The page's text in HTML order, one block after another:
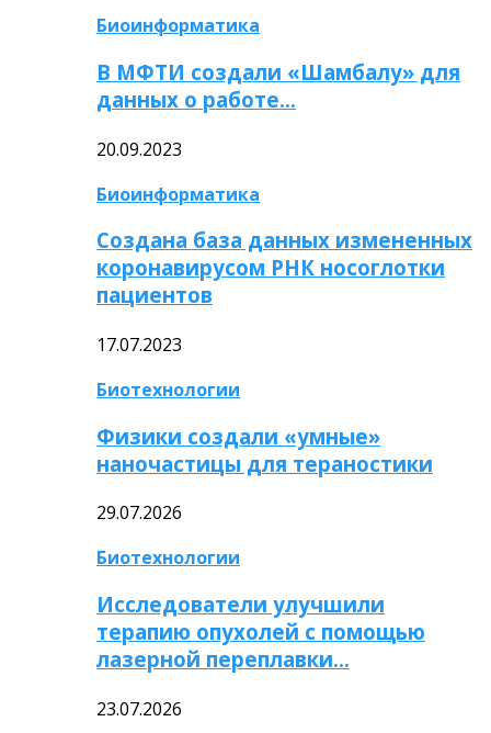
Биоинформатика
В МФТИ создали «Шамбалу» для
данных о работе…
20.09.2023
Биоинформатика
Создана база данных измененных
коронавирусом РНК носоглотки
пациентов
17.07.2023
Биотехнологии
Физики создали «умные»
наночастицы для тераностики
29.07.2026
Биотехнологии
Исследователи улучшили
терапию опухолей с помощью
лазерной переплавки…
23.07.2026